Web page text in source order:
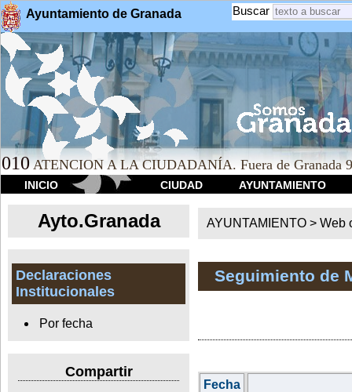
Ayuntamiento de Granada Buscar
010 ATENCION A LA CIUDADANÍA. Fuera de Granada
INICIO CIUDAD AYUNTAMIENTO
Ayto.Granada
Declaraciones
Institucionales
Por fecha
Compartir
AYUNTAMIENTO > Web
Seguimiento de
Fecha